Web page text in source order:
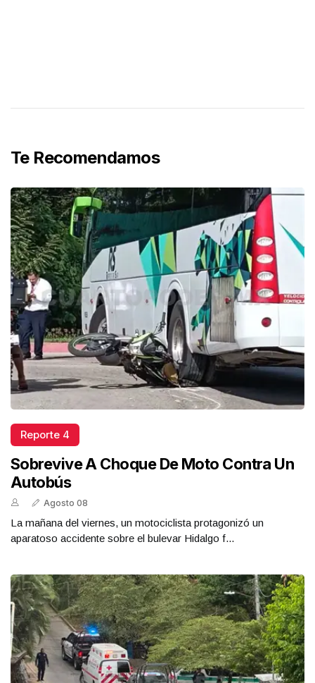
Te Recomendamos
Reporte 4
Sobrevive A Choque De Moto Contra Un
Autobús
Agosto 08
La mañana del viernes, un motociclista protagonizó un
aparatoso accidente sobre el bulevar Hidalgo f...